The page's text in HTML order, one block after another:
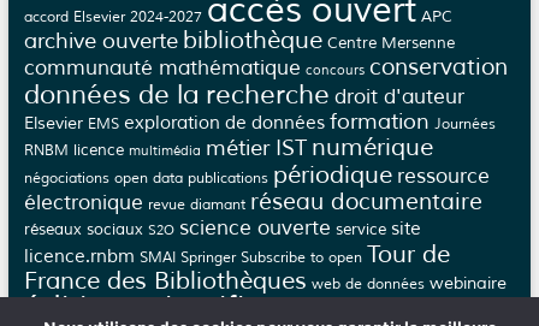
accord Elsevier 2024-2027 accès ouvert APC
archive ouverte bibliothèque Centre Mersenne
communauté mathématique concours conservation
données de la recherche droit d'auteur
Elsevier EMS exploration de données formation Journées
RNBM licence multimédia métier IST numérique
négociations open data publications périodique ressource
électronique revue diamant réseau documentaire
réseaux sociaux S2O science ouverte service site
licence.rnbm SMAI Springer Subscribe to open Tour de
France des Bibliothèques web de données webinaire
édition scientifique